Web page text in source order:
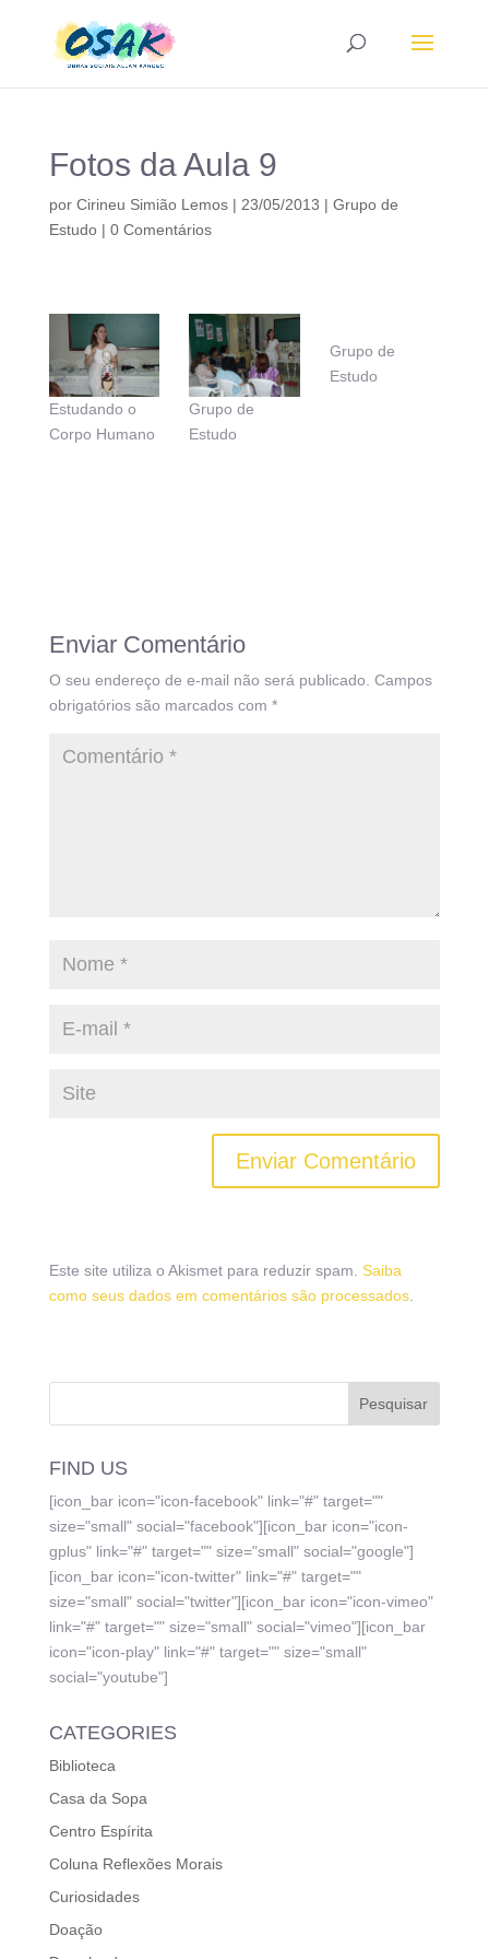
Fotos da Aula 9
por Cirineu Simião Lemos| 23/05/2013 | Grupo de
Estudo| 0 Comentários
Estudando o
Corpo Humano
Grupo de
Estudo
Grupo de
Estudo
Enviar Comentário
O seu endereço de e-mail não será publicado. Campos
obrigatórios são marcados com *
Este site utiliza o Akismet para reduzir spam. Saiba
como seus dados em comentários são processados.
FIND US
[icon_bar icon="icon-facebook" link="#" target=""
size="small" social="facebook"][icon_bar icon="icon-
gplus" link="#" target="" size="small" social="google"]
[icon_bar icon="icon-twitter" link="#" target=""
size="small" social="twitter"][icon_bar icon="icon-vimeo"
link="#" target="" size="small" social="vimeo"][icon_bar
icon="icon-play" link="#" target="" size="small"
social="youtube"]
CATEGORIES
Biblioteca
Casa da Sopa
Centro Espírita
Coluna Reflexões Morais
Curiosidades
Doação